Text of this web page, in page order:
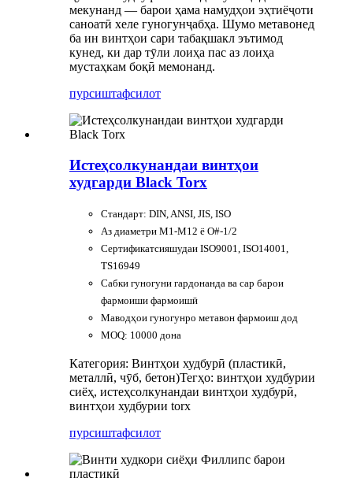
мекунанд — барои ҳама намудҳои эҳтиёҷоти
саноатӣ хеле гуногунҷабҳа. Шумо метавонед
ба ин винтҳои сари табақшакл эътимод
кунед, ки дар тӯли лоиҳа пас аз лоиҳа
мустаҳкам боқӣ мемонанд.
пурсиштафсилот
Истеҳсолкунандаи винтҳои
худгарди Black Torx
Стандарт: DIN, ANSI, JIS, ISO
Аз диаметри M1-M12 ё O#-1/2
Сертификатсияшудаи ISO9001, ISO14001,
TS16949
Сабки гуногуни гардонанда ва сар барои
фармоиши фармоишӣ
Маводҳои гуногунро метавон фармоиш дод
MOQ: 10000 дона
Категория: Винтҳои худбурӣ (пластикӣ,
металлӣ, чӯб, бетон)Тегҳо: винтҳои худбурии
сиёҳ, истеҳсолкунандаи винтҳои худбурӣ,
винтҳои худбурии torx
пурсиштафсилот